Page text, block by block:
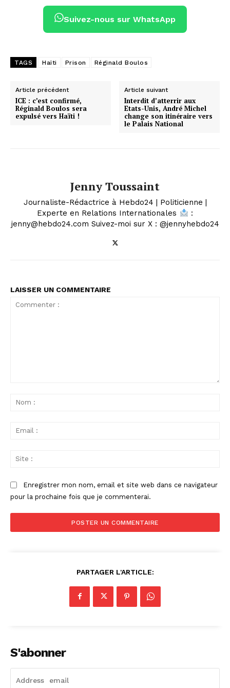
Suivez-nous sur WhatsApp
TAGS Haïti Prison Réginald Boulos
Article précédent
ICE : c’est confirmé,
Réginald Boulos sera
expulsé vers Haïti !
Article suivant
Interdit d’atterrir aux
Etats-Unis, André Michel
change son itinéraire vers
le Palais National
Jenny Toussaint
Journaliste-Rédactrice à Hebdo24 | Politicienne |
Experte en Relations Internationales
:
jenny@hebdo24.com Suivez-moi sur X : @jennyhebdo24
LAISSER UN COMMENTAIRE
Enregistrer mon nom, email et site web dans ce navigateur
pour la prochaine fois que je commenterai.
PARTAGER L'ARTICLE:
S'abonner